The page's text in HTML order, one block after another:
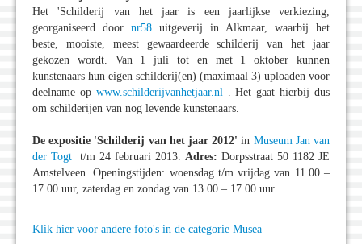
Het 'Schilderij van het jaar is een jaarlijkse verkiezing,
georganiseerd door nr58 uitgeverij in Alkmaar, waarbij het
beste, mooiste, meest gewaardeerde schilderij van het jaar
gekozen wordt. Van 1 juli tot en met 1 oktober kunnen
kunstenaars hun eigen schilderij(en) (maximaal 3) uploaden voor
deelname op www.schilderijvanhetjaar.nl . Het gaat hierbij dus
om schilderijen van nog levende kunstenaars.
De expositie 'Schilderij van het jaar 2012' in Museum Jan van
der Togt t/m 24 februari 2013. Adres: Dorpsstraat 50 1182 JE
Amstelveen. Openingstijden: woensdag t/m vrijdag van 11.00 –
17.00 uur, zaterdag en zondag van 13.00 – 17.00 uur.
Klik hier voor andere foto's in de categorie Musea